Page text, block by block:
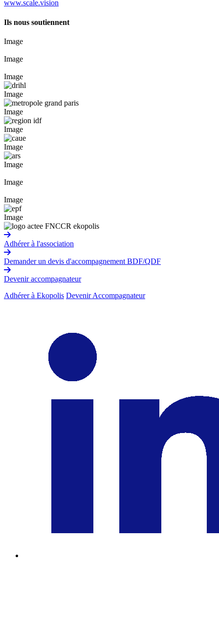
www.scale.vision
Ils nous soutiennent
Image
Image
Image
Image
Image
Image
Image
Image
Image
Image
Image
Adhérer à l'association
Demander un devis d'accompagnement BDF/QDF
Devenir accompagnateur
Adhérer à Ekopolis Devenir Accompagnateur